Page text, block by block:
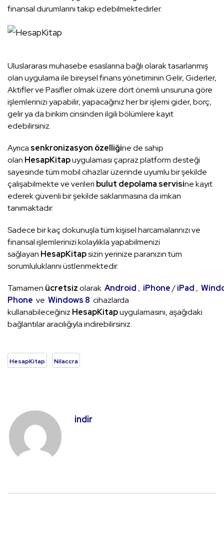
finansal durumlarını takip edebilmektedirler.
Uluslararası muhasebe esaslarına bağlı olarak tasarlanmış
olan uygulama ile bireysel finans yönetiminin Gelir, Giderler,
Aktifler ve Pasifler olmak üzere dört önemli unsuruna göre
işlemlerinizi yapabilir, yapacağınız her bir işlemi gider, borç,
gelir ya da birikim cinsinden ilgili bölümlere kayıt
edebilirsiniz.
Ayrıca senkronizasyon özelliğine de sahip
olan HesapKitapuygulaması çapraz platform desteği
sayesinde tüm mobil cihazlar üzerinde uyumlu bir şekilde
çalışabilmekte ve verileri bulut depolama servisine kayıt
ederek güvenli bir şekilde saklanmasına da imkan
tanımaktadır.
Sadece bir kaç dokunuşla tüm kişisel harcamalarınızı ve
finansal işlemlerinizi kolaylıkla yapabilmenizi
sağlayan HesapKitapsizin yerinize paranızın tüm
sorumluluklarını üstlenmektedir.
Tamamen ücretsizolarak Android , iPhone/iPad ,
Phone ve Windows 8 cihazlarda
kullanabileceğiniz HesapKitapuygulamasını, aşağıdaki
bağlantılar aracılığıyla indirebilirsiniz.
HesapKitap Nilaccra
indir